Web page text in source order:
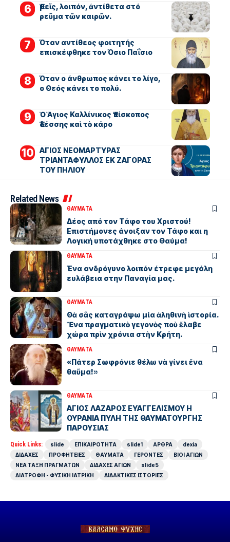
Ἐμεῖς, λοιπόν, ἀντίθετα στό
ρεῦμα τῶν καιρῶν.
Όταν αντίθεος φοιτητής
επισκέφθηκε τον Όσιο Παΐσιο
Όταν ο άνθρωπος κάνει το λίγο,
ο Θεός κάνει το πολύ.
Ὁ Ἅγιος Καλλίνικος Ἐπίσκοπος
Ἐδέσσης καὶ τὸ κάρο
ΑΓΙΟΣ ΝΕΟΜΑΡΤΥΡΑΣ
ΤΡΙΑΝΤΑΦΥΛΛΟΣ ΕΚ ΖΑΓΟΡΑΣ
ΤΟΥ ΠΗΛΙΟΥ
Related News
ΘΑΥΜΑΤΑ
Δέος από τον Τάφο του Χριστού!
Επιστήμονες άνοιξαν τον Τάφο και η
Λογική υποτάχθηκε στο Θαύμα!
ΘΑΥΜΑΤΑ
Ένα ανδρόγυνο λοιπόν έτρεφε μεγάλη
ευλάβεια στην Παναγία μας.
ΘΑΥΜΑΤΑ
Θὰ σᾶς καταγράψω μία ἀληθινὴ ἱστορία.
Ἕνα πραγματικὸ γεγονὸς ποὺ ἔλαβε
χώρα πρὶν χρόνια στὴν Κρήτη.
ΘΑΥΜΑΤΑ
«Πάτερ Σωφρόνιε θέλω νὰ γίνει ἕνα
θαῦμα!»
ΘΑΥΜΑΤΑ
ΑΓΙΟΣ ΛΑΖΑΡΟΣ ΕΥΑΓΓΕΛΙΣΜΟΥ Η
ΟΥΡΑΝΙΑ ΠΥΛΗ ΤΗΣ ΘΑΥΜΑΤΟΥΡΓΗΣ
ΠΑΡΟΥΣΙΑΣ
Quick Links: slide ΕΠΙΚΑΙΡΟΤΗΤΑ slide1 ΑΡΘΡΑ
dexia
ΔΙΔΑΧΕΣ
ΠΡΟΦΗΤΕΙΕΣ ΘΑΥΜΑΤΑ ΓΕΡΟΝΤΕΣ
ΒΙΟΙ ΑΓΙΩΝ
ΝΕΑ ΤΑΞΗ ΠΡΑΓΜΑΤΩΝ
ΔΙΔΑΧΕΣ ΑΓΙΩΝ
slide5
ΔΙΑΤΡΟΦΗ - ΦΥΣΙΚΗ ΙΑΤΡΙΚΗ
ΔΙΔΑΚΤΙΚΕΣ ΙΣΤΟΡΙΕΣ